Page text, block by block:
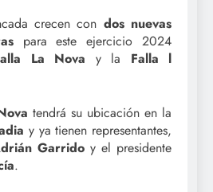
crecen con dos nuevas
para este ejercicio 2024
La Nova y la Falla l
tendrá su ubicación en la
y ya tienen representantes,
Garrido y el presidente
.